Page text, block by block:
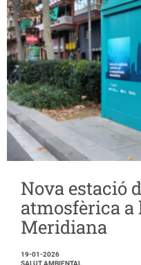
Nova estació
atmosfèrica a
Meridiana
19-01-2026
SALUT AMBIENTAL